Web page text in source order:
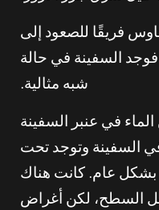
فريقًا للصعود إلى
السفينة في حالة
شبه مثالية.
في عنبر السفينة
السفينة وتوجد تحت
بشكل عام. كانت هناك
السطح، لكن أغراض